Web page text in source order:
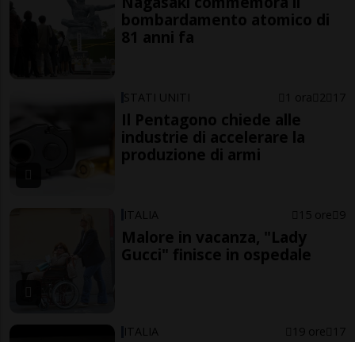
bombardamento atomico di
81 anni fa
STATI UNITI 1 ora 2 17
Il Pentagono chiede alle
industrie di accelerare la
produzione di armi
ITALIA 15 ore 9
Malore in vacanza, "Lady
Gucci" finisce in ospedale
ITALIA 19 ore 17